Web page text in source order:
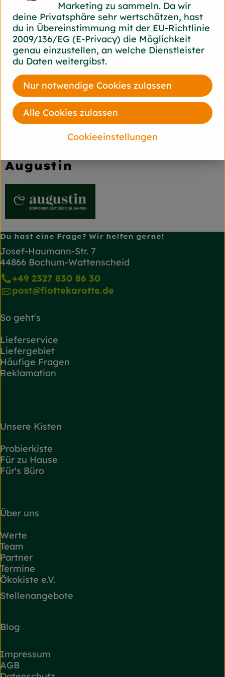
erreicht man bei dieser Sorte eine schöne
Rotfärbung.
Produktinformationen
Herkunft
Hersteller: Augustin
Augustin
Du hast eine Frage? Wir helfen gerne!
Josef-Haumann-Str. 7
44866 Bochum-Wattenscheid
+49 2327 830 86 30
post@flottekarotte.de
So geht's
Lieferservice
Liefergebiet
Häufige Fragen
Reklamation
Unsere Kisten
Probierkiste
Für zu Hause
Für's Büro
Über uns
Werte
Team
Partner
Termine
Ökokiste e.V.
Stellenangebote
Blog
Impressum
AGB
Marketing zu sammeln. Da wir
deine Privatsphäre sehr wertschätzen, hast
du in Übereinstimmung mit der EU-Richtlinie
2009/136/EG (E-Privacy) die Möglichkeit
genau einzustellen, an welche Dienstleister
du Daten weitergibst.
Cookieeinstellungen
Nur notwendige Cookies zulassen
Alle Cookies zulassen